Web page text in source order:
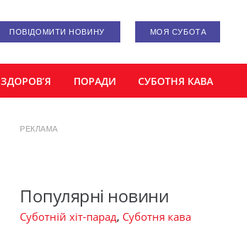
ПОВІДОМИТИ НОВИНУ МОЯ СУБОТА
ЗДОРОВ’Я ПОРАДИ СУБОТНЯ КАВА
РЕКЛАМА
Популярні новини
Суботній хіт-парад, Суботня кава